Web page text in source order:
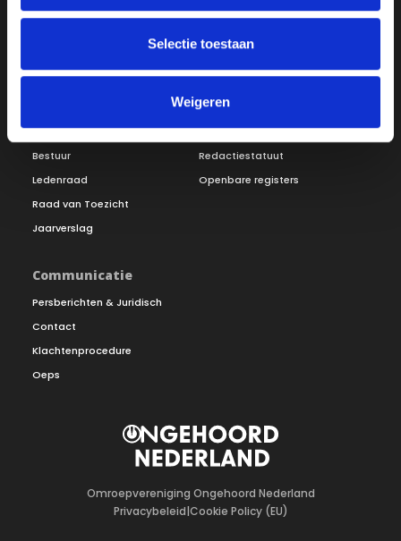
Selectie toestaan
Weigeren
Onze missie
Doneer
Steunbetuigingen
Vereniging
Bestuur
Ledenraad
Raad van Toezicht
Jaarverslag
Redactiestatuut
Openbare registers
Communicatie
Persberichten & Juridisch
Contact
Klachtenprocedure
Oeps
Omroepvereniging Ongehoord Nederland
Privacybeleid|Cookie Policy (EU)